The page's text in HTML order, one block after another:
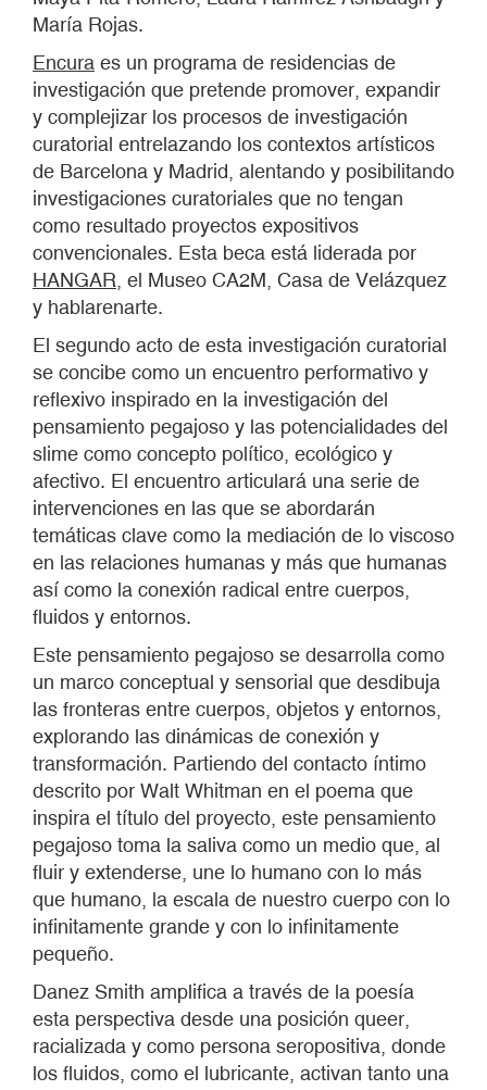
María Rojas.
Encura es un programa de residencias de
investigación que pretende promover, expandir
y complejizar los procesos de investigación
curatorial entrelazando los contextos artísticos
de Barcelona y Madrid, alentando y posibilitando
investigaciones curatoriales que no tengan
como resultado proyectos expositivos
convencionales. Esta beca está liderada por
HANGAR, el Museo CA2M, Casa de Velázquez
y hablarenarte.
El segundo acto de esta investigación curatorial
se concibe como un encuentro performativo y
reflexivo inspirado en la investigación del
pensamiento pegajoso y las potencialidades del
slime como concepto político, ecológico y
afectivo. El encuentro articulará una serie de
intervenciones en las que se abordarán
temáticas clave como la mediación de lo viscoso
en las relaciones humanas y más que humanas
así como la conexión radical entre cuerpos,
fluidos y entornos.
Este pensamiento pegajoso se desarrolla como
un marco conceptual y sensorial que desdibuja
las fronteras entre cuerpos, objetos y entornos,
explorando las dinámicas de conexión y
transformación. Partiendo del contacto íntimo
descrito por Walt Whitman en el poema que
inspira el título del proyecto, este pensamiento
pegajoso toma la saliva como un medio que, al
fluir y extenderse, une lo humano con lo más
que humano, la escala de nuestro cuerpo con lo
infinitamente grande y con lo infinitamente
pequeño.
Danez Smith amplifica a través de la poesía
esta perspectiva desde una posición queer,
racializada y como persona seropositiva, donde
los fluidos, como el lubricante, activan tanto una